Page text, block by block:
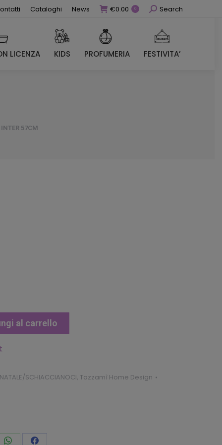
Cataloghi News €0.00 0 CercaSearch
LICENZA KIDS PROFUMERIA FESTIVITA’
57CM
al carrello
SCHIACCIANOCI, Tazzamì Home Design
LICENZA KIDS PROFUMERIA FESTIVITA’